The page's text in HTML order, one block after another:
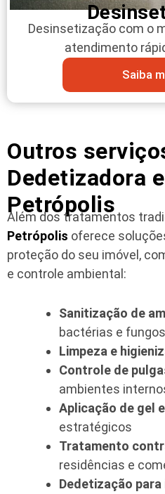
Desinsetização com o
atendimento
Saiba
Outros
Dedetizadora
Petrópolis
Além dos tratamentos
Petrópolis oferece
proteção do seu imóvel,
e controle ambiental:
Sanitização de
bactérias e fungos
Limpeza e
Controle de
ambientes
Aplicação de gel
estratégicos
Tratamento
residências e
Dedetização